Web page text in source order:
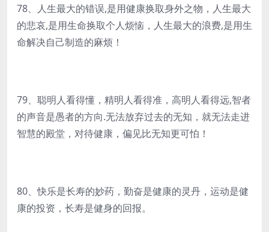
78、人生最大的错误,是用健康换取身外之物，人生最大
的悲哀,是用生命换取个人烦恼，人生最大的浪费,是用生
命解决自己制造的麻烦！
79、聪明人看得懂，精明人看得准，高明人看得远,智者
的声音是愚者的方向.无法放弃过去的无知，就无法走进
智慧的殿堂，对待健康，偏见比无知更可怕！
80、快乐是长寿的妙药，勤奋是健康的灵丹，运动是健
康的投资，长寿是健身的回报。